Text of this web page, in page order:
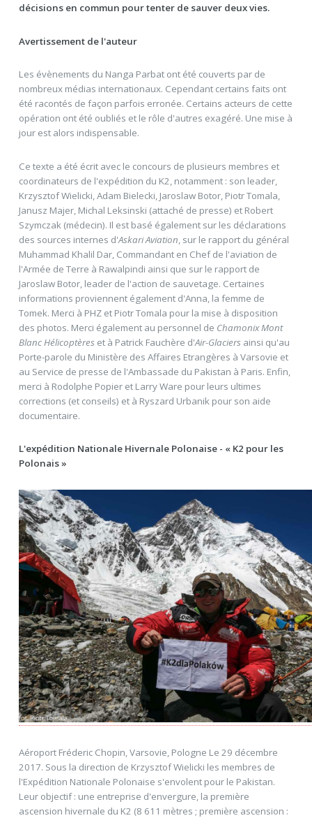
décisions en commun pour tenter de sauver deux vies.
Avertissement de l'auteur
Les évènements du Nanga Parbat ont été couverts par de
nombreux médias internationaux. Cependant certains faits ont
été racontés de façon parfois erronée. Certains acteurs de cette
opération ont été oubliés et le rôle d'autres exagéré. Une mise à
jour est alors indispensable.
Ce texte a été écrit avec le concours de plusieurs membres et
coordinateurs de l'expédition du K2, notamment : son leader,
Krzysztof Wielicki, Adam Bielecki, Jaroslaw Botor, Piotr Tomala,
Janusz Majer, Michal Leksinski (attaché de presse) et Robert
Szymczak (médecin). Il est basé également sur les déclarations
des sources internes d'Askari Aviation, sur le rapport du général
Muhammad Khalil Dar, Commandant en Chef de l'aviation de
l'Armée de Terre à Rawalpindi ainsi que sur le rapport de
Jaroslaw Botor, leader de l'action de sauvetage. Certaines
informations proviennent également d'Anna, la femme de
Tomek. Merci à PHZ et Piotr Tomala pour la mise à disposition
des photos. Merci également au personnel de Chamonix Mont
Blanc Hélicoptèreset à Patrick Fauchère d'Air-Glaciersainsi qu'au
Porte-parole du Ministère des Affaires Etrangères à Varsovie et
au Service de presse de l'Ambassade du Pakistan à Paris. Enfin,
merci à Rodolphe Popier et Larry Ware pour leurs ultimes
corrections (et conseils) et à Ryszard Urbanik pour son aide
documentaire.
L'expédition Nationale Hivernale Polonaise - « K2 pour les
Polonais »
Aéroport Fréderic Chopin, Varsovie, Pologne Le 29 décembre
2017. Sous la direction de Krzysztof Wielicki les membres de
l'Expédition Nationale Polonaise s'envolent pour le Pakistan.
Leur objectif : une entreprise d'envergure, la première
ascension hivernale du K2 (8 611 mètres ; première ascension :